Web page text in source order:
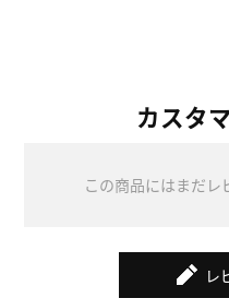
カスタ
この商品にはまだレ
レ